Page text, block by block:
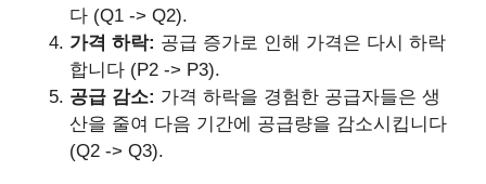
다 (Q1 -> Q2).
가격 하락: 공급 증가로 인해 가격은 다시 하락
합니다 (P2 -> P3).
공급 감소: 가격 하락을 경험한 공급자들은 생
산을 줄여 다음 기간에 공급량을 감소시킵니다
(Q2 -> Q3).